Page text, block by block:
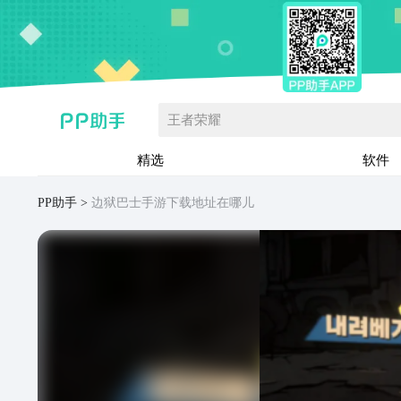
王者荣耀
精选 软件
PP助手 边狱巴士手游下载地址在哪儿